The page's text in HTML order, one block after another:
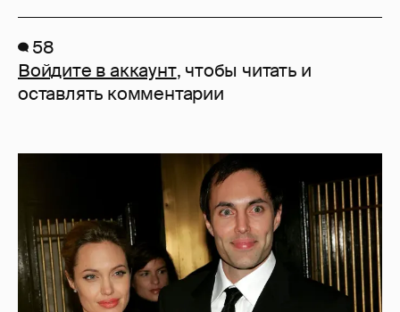
58
Войдите в аккаунт, чтобы читать и
оставлять комментарии